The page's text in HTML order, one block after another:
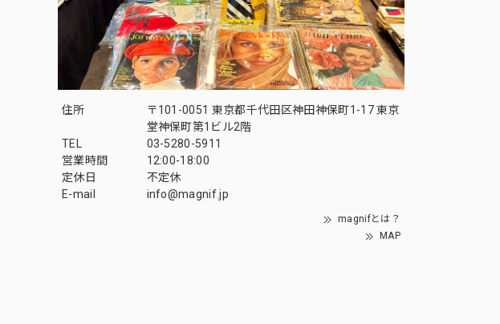
住所
〒101-0051 東京都千代田区神田神保町1-17 東京
堂神保町第1ビル2階
TEL
03-5280-5911
営業時間
12:00-18:00
定休日
不定休
E-mail
info@magnif.jp
magnifとは？
MAP